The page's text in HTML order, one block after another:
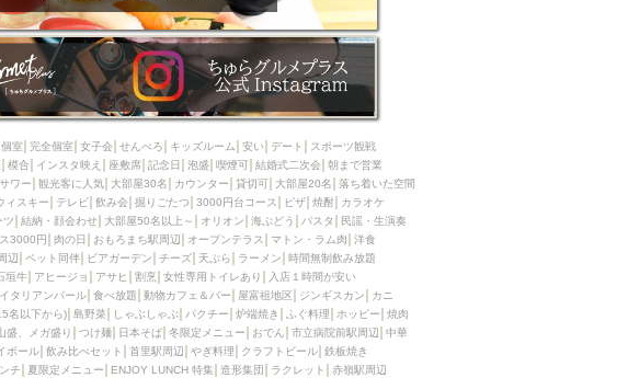
専用トイレあり
入店１時間が安い
ペイディ（給料日）
野菜巻き串
＆バー 屋富祖地区
ジンギスカン
生け簀 獺祭 イタリアン
古島駅周辺
ゃぶ パクチー 炉端焼き
ふぐ料理
SEA
バイキング（ビュッフェ）
日本そば 冬限定メニュー
おでん
プレミアムフライデー
牛串焼き
比べセット 首里駅周辺
やぎ料理
ルビ 奥武山公園駅周辺
小禄駅周辺
ニュー ENJOY LUNCH 特集
造形集団
個室 完全個室 女子会 せんべろ キッズルーム 安い デート
スポーツ観戦
模合 インスタ映え 座敷席 記念日 泡盛 喫煙可 結婚式二次会 朝まで営業
ワー 観光客に人気 大部屋30名 カウンター 貸切可 大部屋20名
落ち着いた空間
ィスキー テレビ 飲み会 掘りごたつ 3000円台コース ピザ 焼酎
カラオケ
ツ 結納・顔会わせ 大部屋50名以上～ オリオン 海ぶどう パスタ
民謡・生演奏
3000円 肉の日 おもろまち駅周辺 オープンテラス マトン・ラム肉
洋食
辺 ペット同伴 ビアガーデン チーズ 天ぷら ラーメン
時間無制飲み放題
垣牛 アヒージョ アサヒ 割烹 女性専用トイレあり
入店１時間が安い
タリアンバール 食べ放題 動物カフェ＆バー 屋富祖地区 ジンギスカン
カニ
名以下から) 島野菜 しゃぶしゃぶ パクチー 炉端焼き ふぐ料理 ホッピー
焼肉
盛、メガ盛り つけ麺 日本そば 冬限定メニュー おでん 市立病院前駅周辺
中華
ボール 飲み比べセット 首里駅周辺 やぎ料理 クラフトビール 鉄板焼き
チ 夏限定メニュー ENJOY LUNCH 特集 造形集団 ラクレット 赤嶺駅周辺